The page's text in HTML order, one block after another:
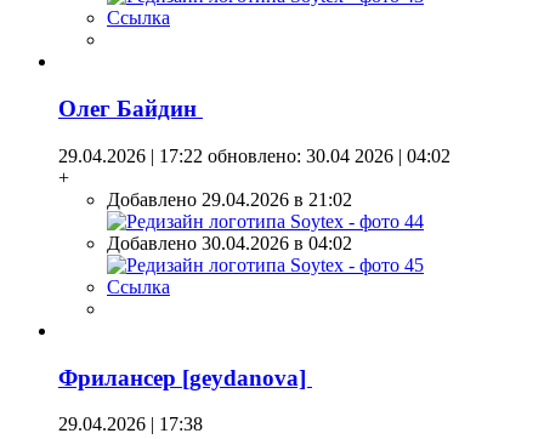
Ссылка
Олег Байдин
29.04.2026 | 17:22 обновлено: 30.04 2026 | 04:02
+
Добавлено 29.04.2026 в 21:02
Добавлено 30.04.2026 в 04:02
Ссылка
Фрилансер [geydanova]
29.04.2026 | 17:38